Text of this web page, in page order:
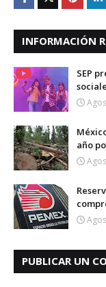
INFORMACIÓN
SEP
año
PUBLICAR UN